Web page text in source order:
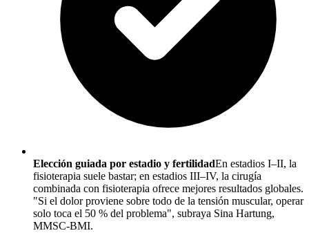
Elección guiada por estadio y fertilidadEn estadios I–II, la
fisioterapia suele bastar; en estadios III–IV, la cirugía
combinada con fisioterapia ofrece mejores resultados globales.
"Si el dolor proviene sobre todo de la tensión muscular, operar
solo toca el 50 % del problema", subraya Sina Hartung,
MMSC-BMI.